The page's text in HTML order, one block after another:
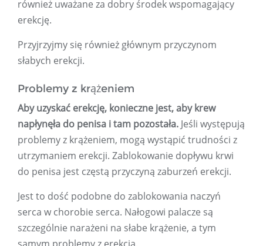
również uważane za dobry środek wspomagający
erekcję.
Przyjrzyjmy się również głównym przyczynom
słabych erekcji.
Problemy z krążeniem
Aby uzyskać erekcję, konieczne jest, aby krew
napłynęła do penisa i tam pozostała. Jeśli występują
problemy z krążeniem, mogą wystąpić trudności z
utrzymaniem erekcji. Zablokowanie dopływu krwi
do penisa jest częstą przyczyną zaburzeń erekcji.
Jest to dość podobne do zablokowania naczyń
serca w chorobie serca. Nałogowi palacze są
szczególnie narażeni na słabe krążenie, a tym